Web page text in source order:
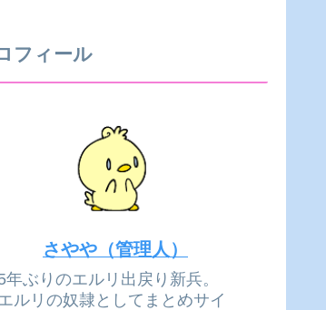
フィール
さやや（管理人）
年ぶりのエルリ出戻り新兵。
ルリの奴隷としてまとめサイ